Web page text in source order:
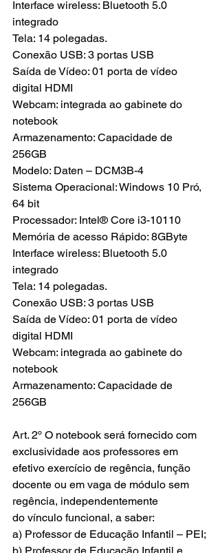
Interface wireless: Bluetooth 5.0
integrado
Tela: 14 polegadas.
Conexão USB: 3 portas USB
Saída de Vídeo: 01 porta de vídeo
digital HDMI
Webcam: integrada ao gabinete do
notebook
Armazenamento: Capacidade de
256GB
Modelo: Daten – DCM3B-4
Sistema Operacional: Windows 10 Pró,
64 bit
Processador: Intel® Core i3-10110
Memória de acesso Rápido: 8GByte
Interface wireless: Bluetooth 5.0
integrado
Tela: 14 polegadas.
Conexão USB: 3 portas USB
Saída de Vídeo: 01 porta de vídeo
digital HDMI
Webcam: integrada ao gabinete do
notebook
Armazenamento: Capacidade de
256GB
Art. 2º O notebook será fornecido com
exclusividade aos professores em
efetivo exercício de regência, função
docente ou em vaga de módulo sem
regência, independentemente
do vínculo funcional, a saber:
a) Professor de Educação Infantil – PEI;